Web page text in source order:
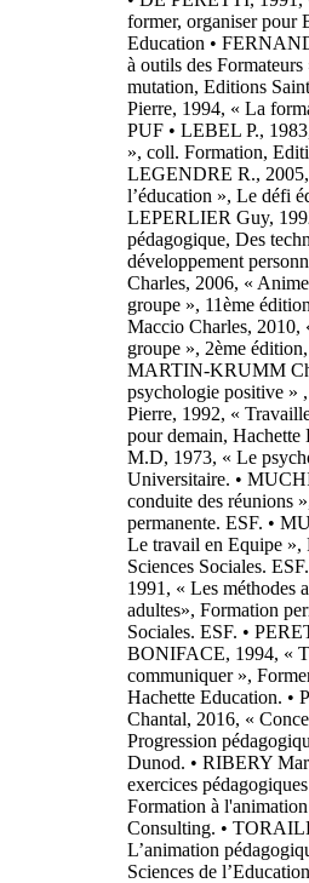
former, organiser
Education •
à outils des
mutation, Editions
Pierre, 1994, « La
PUF • LEBEL P.,
», coll. Formation,
LEGENDRE R.,
l’éducation », Le défi
LEPERLIER Guy,
pédagogique, Des
développement
Charles, 2006, «
groupe », 11ème
Maccio Charles, 2010,
groupe », 2ème
MARTIN-KRUMM
psychologie positive
Pierre, 1992, «
pour demain,
M.D, 1973, « Le
Universitaire. •
conduite des réunions
permanente. ESF. •
Le travail en Equipe »,
Sciences Sociales.
1991, « Les méthodes
adultes», Formation
Sociales. ESF. •
BONIFACE, 1994, «
communiquer »,
Hachette Education.
Chantal, 2016, «
Progression
Dunod. • RIBERY
exercices
Formation à
Consulting. •
L’animation
Sciences de